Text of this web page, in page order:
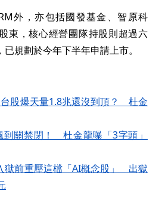
外，亦包括國發基金、智原科
東，核心經營團隊持股則超過六
規劃於今年下半年申請上市。
股爆天量1.8兆還沒到頂？ 杜金
到關禁閉！ 杜金龍曝「3字頭」
獄前重壓這檔「AI概念股」 出獄